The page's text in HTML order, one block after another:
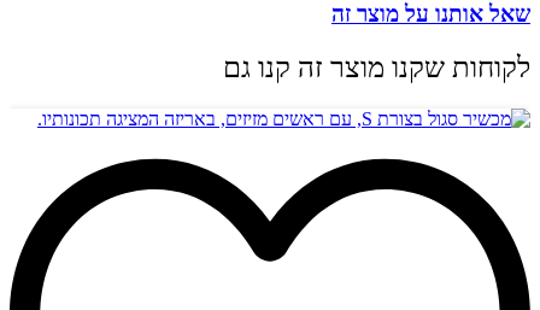
שאל אותנו על מוצר זה
לקוחות שקנו מוצר זה קנו גם